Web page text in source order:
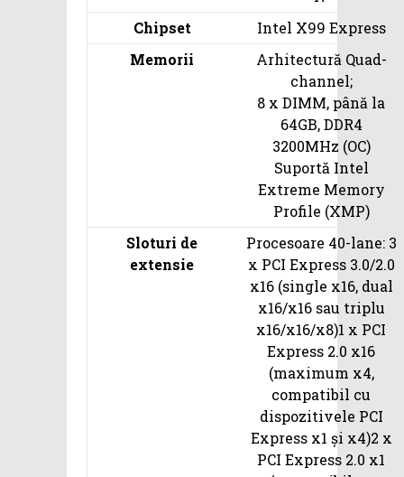
Chipset
Intel X99 Express
Memorii
Arhitectură Quad-
channel;
8 x DIMM, până la
64GB, DDR4
3200MHz (OC)
Suportă Intel
Extreme Memory
Profile (XMP)
Sloturi de
extensie
Procesoare 40-lane: 3
x PCI Express 3.0/2.0
x16 (single x16, dual
x16/x16 sau triplu
x16/x16/x8)1 x PCI
Express 2.0 x16
(maximum x4,
compatibil cu
dispozitivele PCI
Express x1 și x4)2 x
PCI Express 2.0 x1